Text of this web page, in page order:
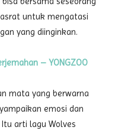
untuk mengatasi
yang diinginkan.
– YONGZOO
mata yang berwarna
emosi dan
arti lagu Wolves